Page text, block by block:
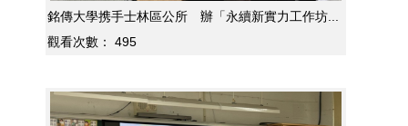
銘傳大學携手士林區公所 辦「永續新實力工作坊...
觀看次數：
495